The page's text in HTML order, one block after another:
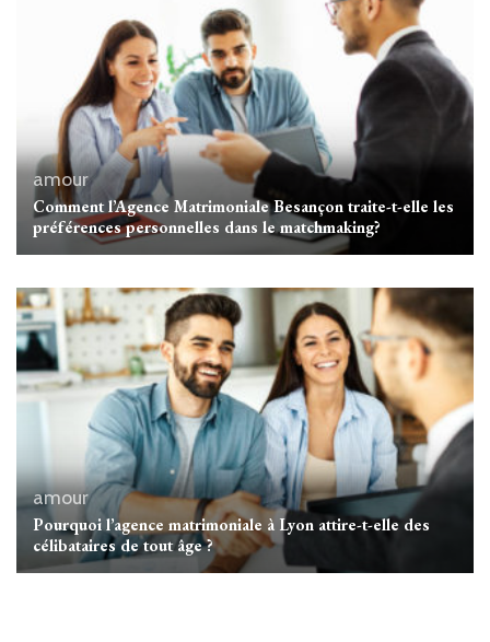
amour
Comment l’Agence Matrimoniale Besançon traite-t-elle les
préférences personnelles dans le matchmaking?
amour
Pourquoi l’agence matrimoniale à Lyon attire-t-elle des
célibataires de tout âge ?